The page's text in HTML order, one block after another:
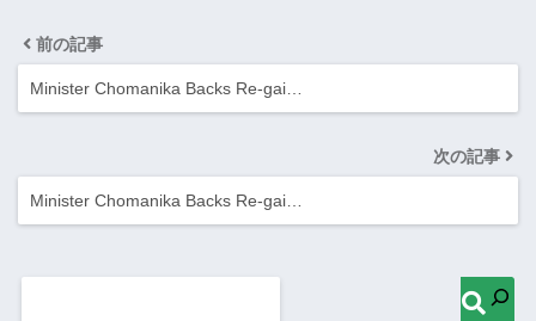
前の記事
Minister Chomanika Backs Re-gai…
次の記事
Minister Chomanika Backs Re-gai…